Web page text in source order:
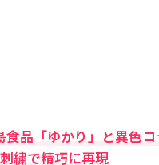
食品「ゆかり」と異色
繍で精巧に再現